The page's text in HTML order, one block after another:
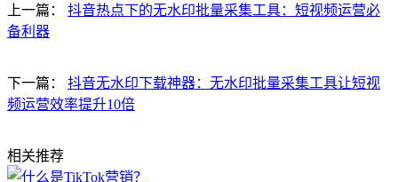
上一篇：
抖音热点下的无水印批量采集工具：短视频运营必
备利器
下一篇：
抖音无水印下载神器：无水印批量采集工具让短视
频运营效率提升10倍
相关推荐